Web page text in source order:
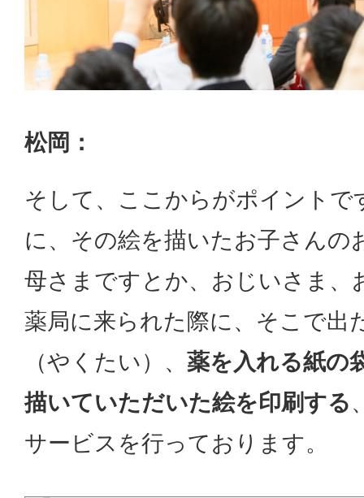
松岡：
そして、ここからがポイントで
に、その絵を描いたお子さんの
母さまですとか、おじいさま、
薬局に来られた際に、そこで出
（やくたい）、 薬を入れる紙の
描いていただいた絵を印刷する
サービスを行っております。